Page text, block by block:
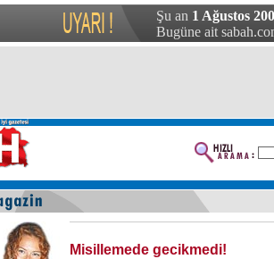
Şu an 1 Ağustos
Bugüne ait
Misillemede gecikmedi!